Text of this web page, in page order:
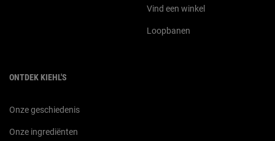
Vind een winkel
Loopbanen
ONTDEK KIEHL'S
Onze geschiedenis
Onze ingrediënten